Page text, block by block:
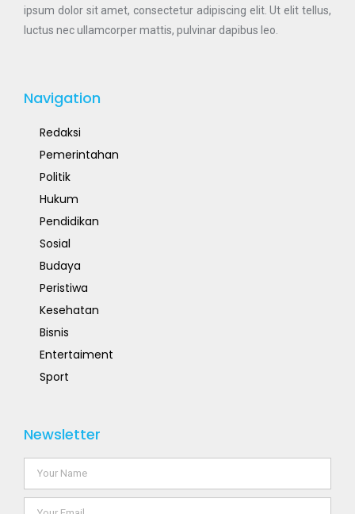
ipsum dolor sit amet, consectetur adipiscing elit. Ut elit tellus,
luctus nec ullamcorper mattis, pulvinar dapibus leo.
Navigation
Redaksi
Pemerintahan
Politik
Hukum
Pendidikan
Sosial
Budaya
Peristiwa
Kesehatan
Bisnis
Entertaiment
Sport
Newsletter